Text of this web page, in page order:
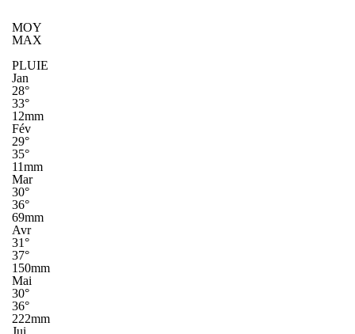
MOY
MAX
PLUIE
Jan
28°
33°
12mm
Fév
29°
35°
11mm
Mar
30°
36°
69mm
Avr
31°
37°
150mm
Mai
30°
36°
222mm
Jui